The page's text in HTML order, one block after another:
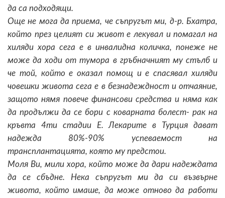
да са подходящи.
Още не мога да приема, че съпругът ми, д-р. Бхатра,
който през целият си живот е лекувал и помагал на
хиляди хора сега е в инвалидна количка, понеже не
може да ходи от тумора в гръбначният му стълб и
че той, който е оказал помощ и е спасявал хиляди
човешки живота сега е в безнадеждност и отчаяние,
защото нямя повече финансови средства и няма как
да продължи да се бори с коварната болест- рак на
кръвта 4ти стадии Е. Лекарите в Турция дават
надежда 80%-90% успеваемост на
трансплантацията, която му предстои.
Моля Ви, мили хора, който може да дари надеждата
да се сбъдне. Нека съпругът ми да си възвърне
живота, който имаше, да може отново да работи